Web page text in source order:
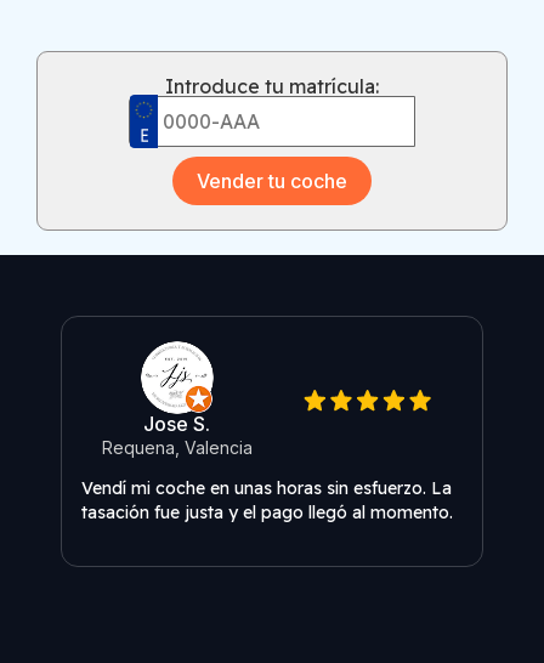
Introduce tu matrícula:
Vender tu coche
Jose S.
Requena, Valencia
Vendí mi coche en unas horas sin esfuerzo. La
tasación fue justa y el pago llegó al momento.